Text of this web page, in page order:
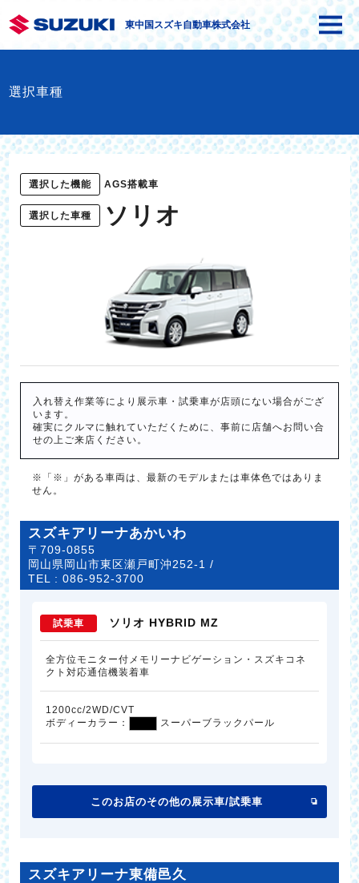
東中国スズキ自動車株式会社
選択車種
選択した機能 AGS搭載車
選択した車種 ソリオ
入れ替え作業等により展示車・試乗車が店頭にない場合がござ
います。
確実にクルマに触れていただくために、事前に店舗へお問い合
せの上ご来店ください。
※「※」がある車両は、最新のモデルまたは車体色ではありま
せん。
スズキアリーナあかいわ
〒709-0855
岡山県岡山市東区瀬戸町沖252-1 /
TEL :086-952-3700
試乗車 ソリオ HYBRID MZ
全方位モニター付メモリーナビゲーション・スズキコネ
クト対応通信機装着車
1200cc/2WD/CVT
ボディーカラー：
スーパーブラックパール
このお店のその他の展示車/試乗車
スズキアリーナ東備邑久